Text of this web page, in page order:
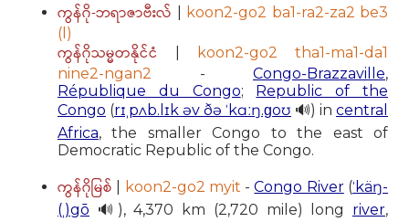
ကွန်ဂို-ဘရာဇာဗီးလ်
koon2-go2 ba1-ra2-za2 be3
(l)
ကွန်ဂိုသမ္မတနိုင်ငံ
koon2-go2 tha1-ma1-da1
nine2-ngan2
- Congo-Brazzaville,
République du Congo; Republic of the
Congo (rɪˌpʌb.lɪk əv ðə ˈkɑːŋ.ɡoʊ 🔊) in central
Africa, the smaller Congo to the east of
Democratic Republic of the Congo.
ကွန်ဂိုမြစ် koon2-go2 myit -Congo River(ˈkäŋ-
(ˌ)gō 🔊), 4,370 km (2,720 mile) long river,